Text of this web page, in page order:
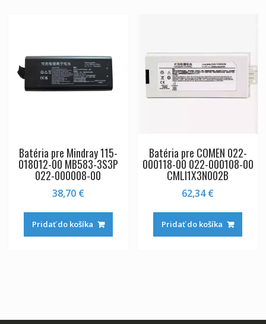
Batéria pre Mindray 115-
018012-00 MB583-3S3P
022-000008-00
38,70 €
Pridať do košíka
Batéria pre COMEN 022-
000118-00 022-000108-00
CMLI1X3N002B
62,34€
Pridať do košíka